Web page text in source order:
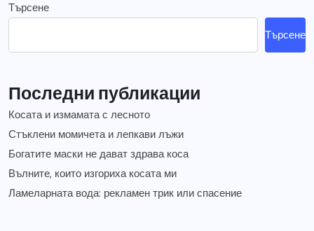
Търсене
Търсене
Последни публикации
Косата и измамата с лесното
Стъклени момичета и лепкави лъжи
Богатите маски не дават здрава коса
Вълните, които изгориха косата ми
Ламеларната вода: рекламен трик или спасение